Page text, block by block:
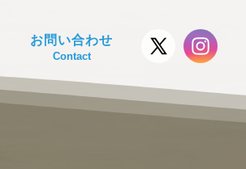
お問い合わせ
Contact